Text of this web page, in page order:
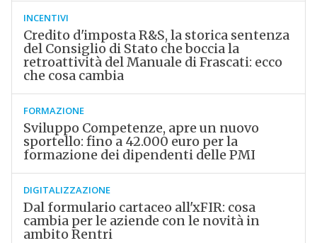
INCENTIVI
Credito d'imposta R&S, la storica sentenza
del Consiglio di Stato che boccia la
retroattività del Manuale di Frascati: ecco
che cosa cambia
FORMAZIONE
Sviluppo Competenze, apre un nuovo
sportello: fino a 42.000 euro per la
formazione dei dipendenti delle PMI
DIGITALIZZAZIONE
Dal formulario cartaceo all'xFIR: cosa
cambia per le aziende con le novità in
ambito Rentri